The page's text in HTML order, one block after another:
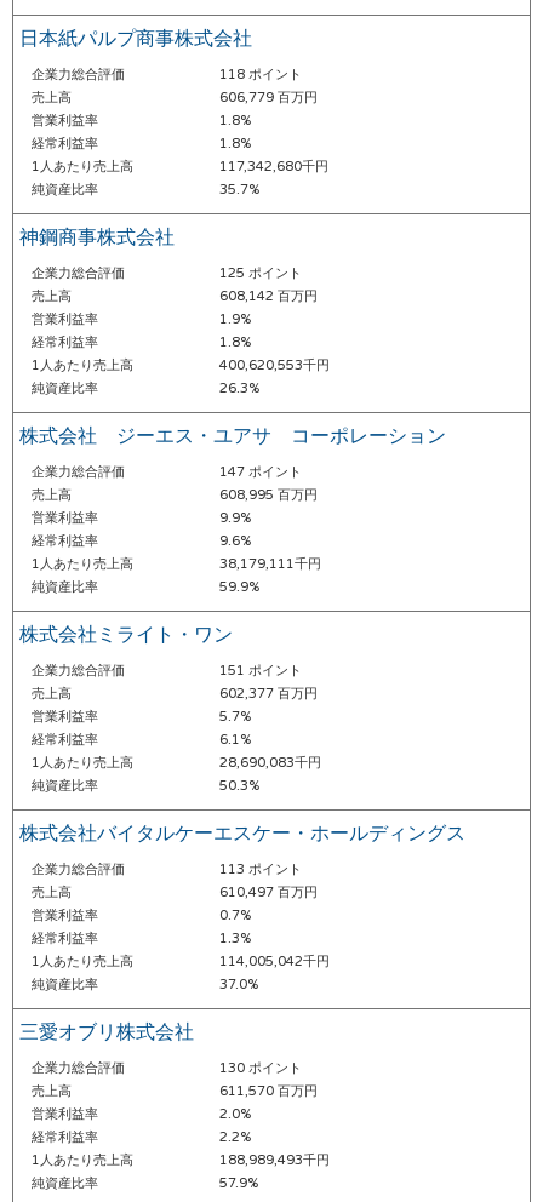
日本紙パルプ商事株式会社
企業力総合評価
118 ポイント
売上高
606,779 百万円
営業利益率
1.8%
経常利益率
1.8%
1人あたり売上高
117,342,680千円
純資産比率
35.7%
神鋼商事株式会社
企業力総合評価
125 ポイント
売上高
608,142 百万円
営業利益率
1.9%
経常利益率
1.8%
1人あたり売上高
400,620,553千円
純資産比率
26.3%
株式会社 ジーエス・ユアサ コーポレーション
企業力総合評価
147 ポイント
売上高
608,995 百万円
営業利益率
9.9%
経常利益率
9.6%
1人あたり売上高
38,179,111千円
純資産比率
59.9%
株式会社ミライト・ワン
企業力総合評価
151 ポイント
売上高
602,377 百万円
営業利益率
5.7%
経常利益率
6.1%
1人あたり売上高
28,690,083千円
純資産比率
50.3%
株式会社バイタルケーエスケー・ホールディングス
企業力総合評価
113 ポイント
売上高
610,497 百万円
営業利益率
0.7%
経常利益率
1.3%
1人あたり売上高
114,005,042千円
純資産比率
37.0%
三愛オブリ株式会社
企業力総合評価
130 ポイント
売上高
611,570 百万円
営業利益率
2.0%
経常利益率
2.2%
1人あたり売上高
188,989,493千円
純資産比率
57.9%